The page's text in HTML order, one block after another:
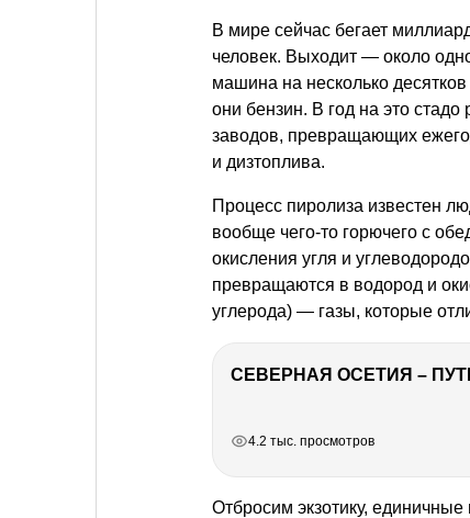
В мире сейчас бегает
человек. Выходит — около
машина на несколько
они бензин. В год на это
заводов, превращающих
и дизтоплива.
Процесс пиролиза известен
вообще чего-то горючего с
окисления угля и
превращаются в водород и
углерода) — газы, которые
СЕВЕРНАЯ ОСЕТИЯ –
4.2 тыс. просмотров
Отбросим экзотику,